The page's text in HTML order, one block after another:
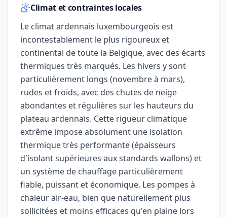
Climat et contraintes locales
Le climat ardennais luxembourgeois est
incontestablement le plus rigoureux et
continental de toute la Belgique, avec des écarts
thermiques très marqués. Les hivers y sont
particulièrement longs (novembre à mars),
rudes et froids, avec des chutes de neige
abondantes et régulières sur les hauteurs du
plateau ardennais. Cette rigueur climatique
extrême impose absolument une isolation
thermique très performante (épaisseurs
d'isolant supérieures aux standards wallons) et
un système de chauffage particulièrement
fiable, puissant et économique. Les pompes à
chaleur air-eau, bien que naturellement plus
sollicitées et moins efficaces qu'en plaine lors